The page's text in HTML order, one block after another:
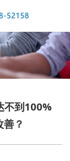
不到100%
？